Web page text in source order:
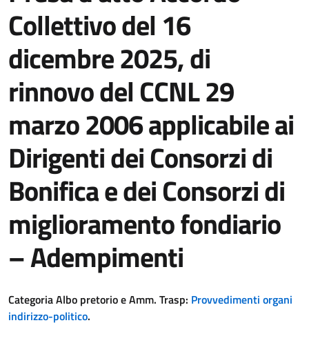
Collettivo del 16
dicembre 2025, di
rinnovo del CCNL 29
marzo 2006 applicabile ai
Dirigenti dei Consorzi di
Bonifica e dei Consorzi di
miglioramento fondiario
– Adempimenti
Categoria Albo pretorio e Amm. Trasp: Provvedimenti organi
indirizzo-politico.